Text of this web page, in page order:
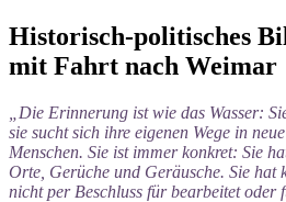
Historisch-politisches
mit Fahrt nach Weimar
„Die Erinnerung ist wie das Wasser:
sie sucht sich ihre eigenen Wege in
Menschen. Sie ist immer konkret: Sie
Orte, Gerüche und Geräusche. Sie hat
nicht per Beschluss für bearbeitet oder